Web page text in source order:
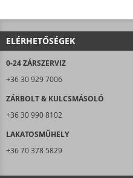
ELÉRHETŐSÉGEK
0-24 ZÁRSZERVIZ
+36 30 929 7006
ZÁRBOLT & KULCSMÁSOLÓ
+36 30 990 8102
LAKATOSMŰHELY
+36 70 378 5829